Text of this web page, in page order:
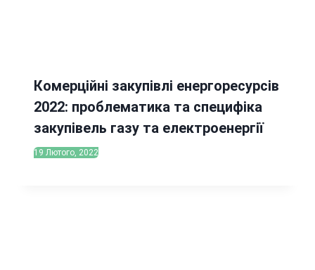
Комерційні закупівлі енергоресурсів
2022: проблематика та специфіка
закупівель газу та електроенергії
19 Лютого, 2022